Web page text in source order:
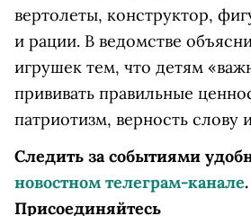
вертолеты, конструктор,
и рации. В ведомстве
игрушек тем, что детям
прививать правильные
патриотизм, верность слову
Следить за событиями
новостном телеграм-канале.
Присоединяйтесь